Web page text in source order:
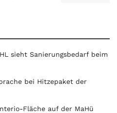
sieht Sanierungsbedarf beim
bei Hitzepaket der
Fläche auf der MaHü